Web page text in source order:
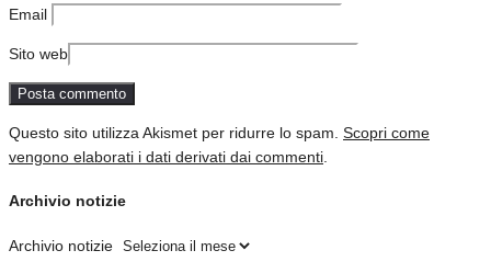
Email
Sito web
Questo sito utilizza Akismet per ridurre lo spam. Scopri come
vengono elaborati i dati derivati dai commenti
Archivio notizie
Archivio notizie